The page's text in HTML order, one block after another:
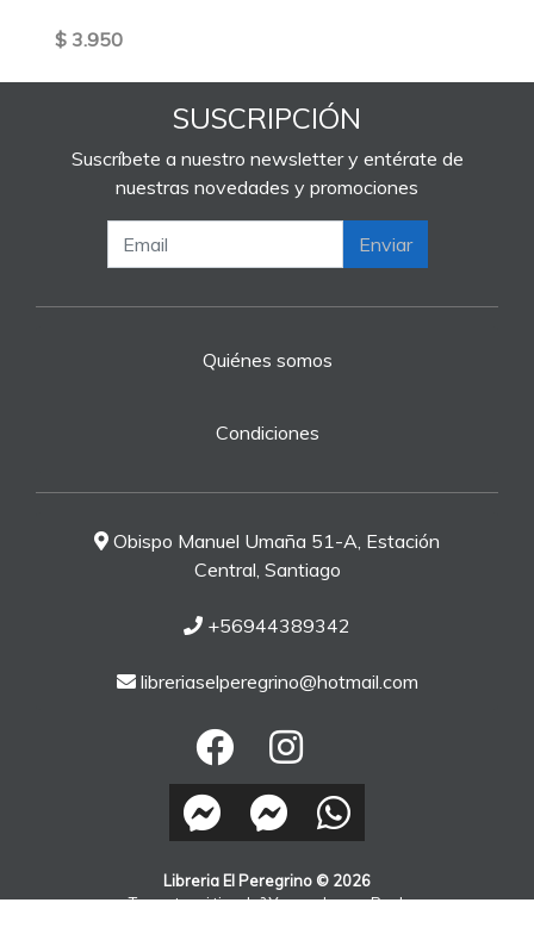
$ 3.950
SUSCRIPCIÓN
Suscríbete a nuestro newsletter y entérate de
nuestras novedades y promociones
Enviar
Quiénes somos
Condiciones
Obispo Manuel Umaña 51-A, Estación
Central, Santiago
+56944389342
libreriaselperegrino@hotmail.com
Libreria El Peregrino © 2026
¿Te gusta mi tienda? Yo vendo conBsale